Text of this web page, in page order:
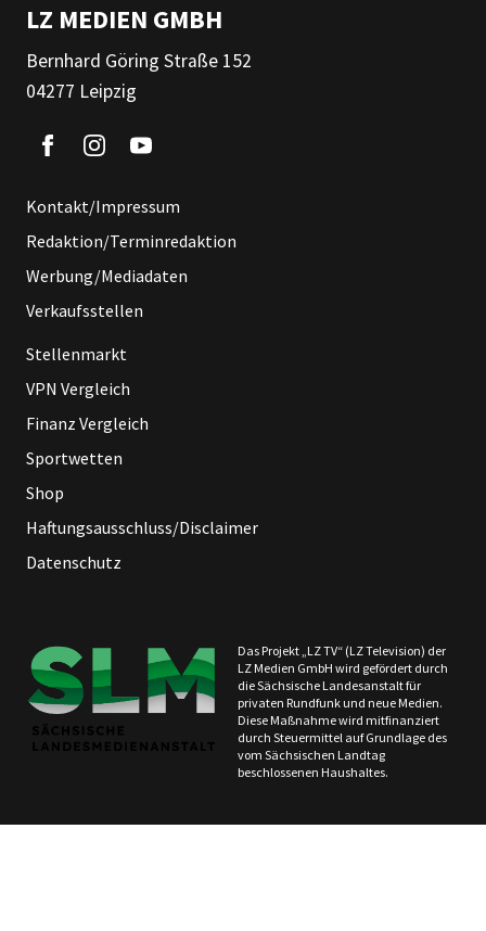
LZ MEDIEN GMBH
Bernhard Göring Straße 152
04277 Leipzig
Kontakt/Impressum
Redaktion/Terminredaktion
Werbung/Mediadaten
Verkaufsstellen
Stellenmarkt
VPN Vergleich
Finanz Vergleich
Sportwetten
Shop
Haftungsausschluss/Disclaimer
Datenschutz
Das Projekt „LZ TV“ (LZ Television) der
LZ Medien GmbH wird gefördert durch
die Sächsische Landesanstalt für
privaten Rundfunk und neue Medien.
Diese Maßnahme wird mitfinanziert
durch Steuermittel auf Grundlage des
vom Sächsischen Landtag
beschlossenen Haushaltes.